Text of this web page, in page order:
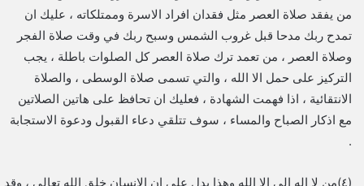
من يفقد صلاة العصر مثل فقدان افراد الاسرة وممتلكاته ، عليك ان
تمدح ربك مدحا قبل غروب الشمس وسبح ربك في وقت صلاة الفجر
وصلاة العصر ، من تعمد ترك صلاة العصر كل الصلوات باطلة ، يجب
التركيز على حمل الا الله ، والتي تسمى صلاة الوسطى ، والصلاة
الانتقائية ، اذا فهمت الشهادة ، فعليك ان تحافظ على هاتين الصلاتين
مع اذكار الصباح والمساء ، سوف تتلقي دعاء القبول ودعوة الاستجابة
.
(٤)من لا اله الى الا الله وهذا يدل على ان الانسان خلق الله تعالى ، وقد